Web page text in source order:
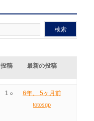
投稿 最新の投稿
1 6年、 5ヶ月前
totosgp